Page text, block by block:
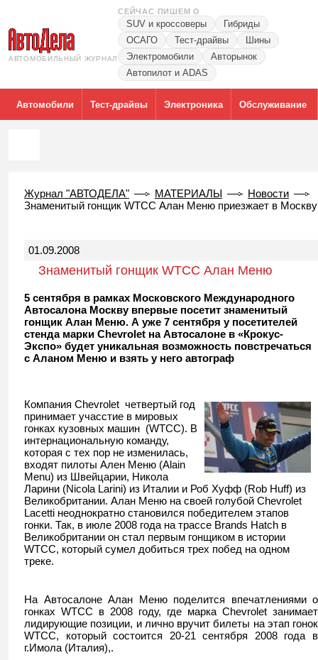
АВТОМОБИЛЬНЫЙ ЖУРНАЛ
СЕЙЧАС ПИШЕМ О
SUV и кроссоверы
Гибриды
ОСАГО
Тест-драйвы
Шины
Электромобили
Авторынок
Автопилот и ADAS
Автомобили Тест-драйвы Электроника Обслуживание
Журнал "АВТОДЕЛА" МАТЕРИАЛЫ
Новости
Знаменитый гонщик WTCC Алан Меню приезжает в Москву
01.09.2008
Знаменитый гонщик WTCC Алан Меню
приезжает в Москву
5 сентября в рамках Московского Международного
Автосалона Москву впервые посетит знаменитый
гонщик Алан Меню. А уже 7 сентября у посетителей
стенда марки Chevrolet на Автосалоне в «Крокус-
Экспо» будет уникальная возможность повстречаться
с Аланом Меню и взять у него автограф
Компания Chevrolet четвертый год
принимает учасстие в мировых
гонках кузовных машин (WTCC). В
интернациональную команду,
которая с тех пор не изменилась,
входят пилоты Ален Меню (Alain
Menu) из Швейцарии, Никола
Ларини (Nicola Larini) из Италии и Роб Хуфф (Rob Huff) из
Великобритании. Алан Меню на своей голубой Chevrolet
Lacetti неоднократно становился победителем этапов
гонки. Так, в июле 2008 года на трассе Brands Hatch в
Великобритании он стал первым гонщиком в истории
WTCC, который сумел добиться трех побед на одном
треке.
На Автосалоне Алан Меню поделится впечатлениями о
гонках WTCC в 2008 году, где марка Chevrolet занимает
лидирующие позиции, и лично вручит билеты на этап гонок
WTCC, который состоится 20-21 сентября 2008 года в
г.Имола (Италия),.